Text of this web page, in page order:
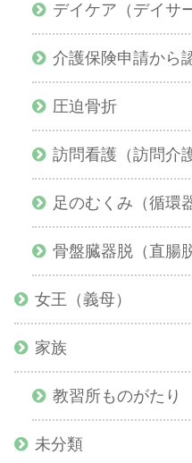
デイケア（デイサ
介護保険申請から
圧迫骨折
訪問看護（訪問介
足のむくみ（循環
骨盤臓器脱（直腸
女王（義母）
家族
教習所ものがたり
未分類